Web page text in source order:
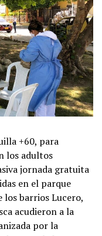
+60, para
los adultos
jornada gratuita
en el parque
los barrios Lucero,
acudieron a la
por la